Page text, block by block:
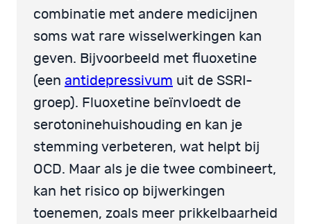
combinatie met andere medicijnen
soms wat rare wisselwerkingen kan
geven. Bijvoorbeeld met fluoxetine
(een antidepressivum uit de SSRI-
groep). Fluoxetine beïnvloedt de
serotoninehuishouding en kan je
stemming verbeteren, wat helpt bij
OCD. Maar als je die twee combineert,
kan het risico op bijwerkingen
toenemen, zoals meer prikkelbaarheid